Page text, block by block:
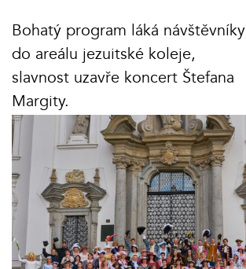
Bohatý program láká návštěvníky
do areálu jezuitské koleje,
slavnost uzavře koncert Štefana
Margity.